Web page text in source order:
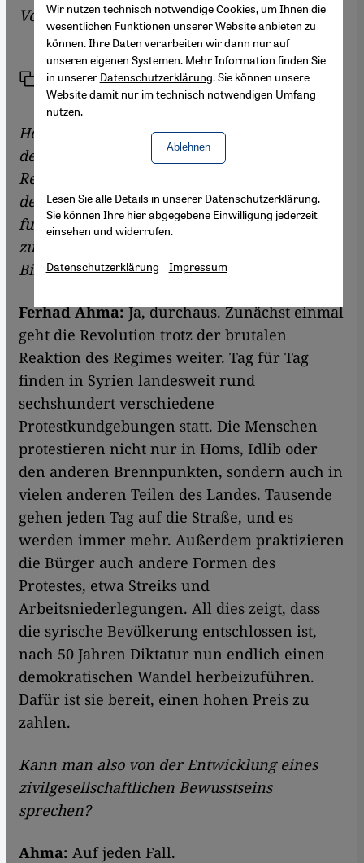
VonKersten Knipp
Link Teilen Drucken
Herr Ahma, die syrischen Bürger
demonstrieren seit einem Jahr gegen die
Regierung von Baschar al-Assad. Der Blutzoll,
den sie in dieser Zeit gezahlt haben, ist
furchtbar hoch. Können Sie trotzdem -
zumindest in Teilen - auch eine positive
Bilanz ziehen?
Ferhad Ahma:Ja, durchaus. Zunächst einmal
geht die Revolution trotz der brutalen
Reaktion des Regimes weiter. Tag für Tag
finden in Syrien landesweit rund
sechshundert verschiedene
Protestkundgebungen statt. Die Menschen
protestieren nicht nur in Homs, Idlib oder
den anderen Brennpunkten, sondern auch in
vielen anderen Teilen des Landes. Tausende
gehen jeden Tag auf die Straße, und es
werden immer mehr. Außerdem praktizieren
die Bürger auch andere Formen des
Protestes, etwa Streiks und
Arbeitsniederlegungen. All dies zeigt, dass
die syrische Bevölkerung entschlossen ist,
nach 50 Jahren Diktatur nun endlich einen
demokratischen Wandel herbeizuführen.
Dafür ist sie bereit, einen hohen Preis zu
zahlen.
Kann man also von der Entwicklung eines
zivilgesellschaftlichen Bewusstseins
sprechen?
Ahma: Auf jeden Fall.
Wir nutzen technisch notwendige Cookies, um Ihnen die
wesentlichen Funktionen unserer Website anbieten zu
können. Ihre Daten verarbeiten wir dann nur auf
unseren eigenen Systemen. Mehr Information finden Sie
in unserer Datenschutzerklärung. Sie können unsere
Website damit nur im technisch notwendigen Umfang
nutzen.
Ablehnen
Lesen Sie alle Details in unserer Datenschutzerklärung.
Sie können Ihre hier abgegebene Einwilligung jederzeit
einsehen und widerrufen.
Datenschutzerklärung Impressum